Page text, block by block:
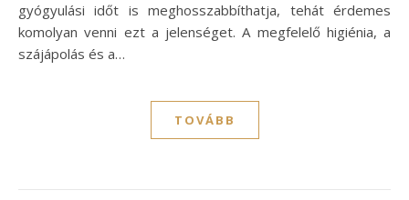
gyógyulási időt is meghosszabbíthatja, tehát érdemes
komolyan venni ezt a jelenséget. A megfelelő higiénia, a
szájápolás és a…
TOVÁBB